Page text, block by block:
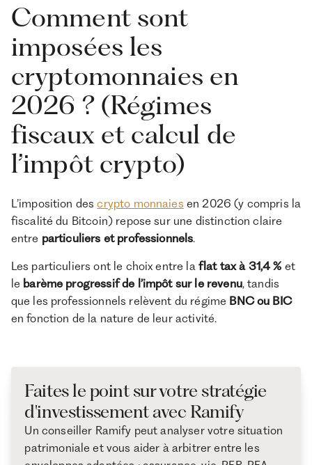
Comment sont
imposées les
cryptomonnaies en
2026 ? (Régimes
fiscaux et calcul de
l’impôt crypto)
L’imposition descrypto monnaies en 2026 (y compris la
fiscalité du Bitcoin) repose sur une distinction claire
entre particuliers et professionnels.
Les particuliers ont le choix entre la flat tax à 31,4 % et
le barème progressif de l’impôt sur le revenu, tandis
que les professionnels relèvent du régime BNC ou BIC
en fonction de la nature de leur activité.
Faites le point sur votre stratégie
d'investissement avec Ramify
Un conseiller Ramify peut analyser votre situation
patrimoniale et vous aider à arbitrer entre les